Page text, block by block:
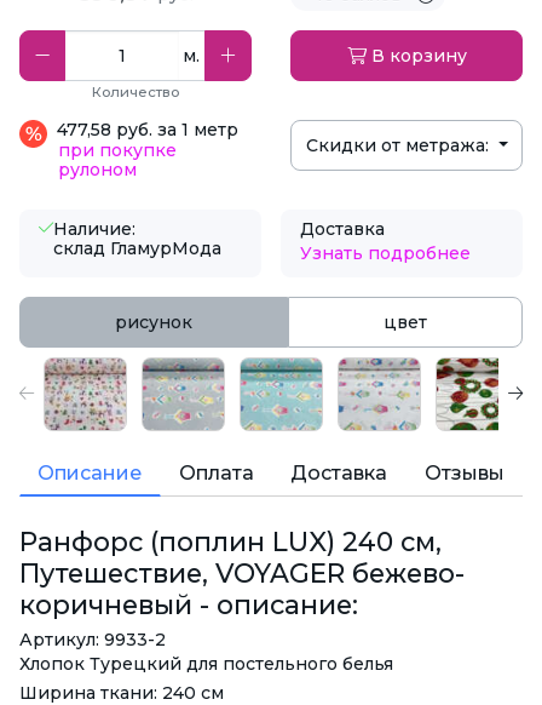
м.
Количество
В корзину
477,58 руб. за 1 метр
при покупке
рулоном
Скидки от метража:
Наличие:
склад ГламурМода
Доставка
Узнать подробнее
рисунок цвет
Описание Оплата Доставка Отзывы
Ранфорс (поплин LUX) 240 см,
Путешествие, VOYAGER бежево-
коричневый - описание:
Артикул: 9933-2
Хлопок Турецкий для постельного белья
Ширина ткани: 240 см